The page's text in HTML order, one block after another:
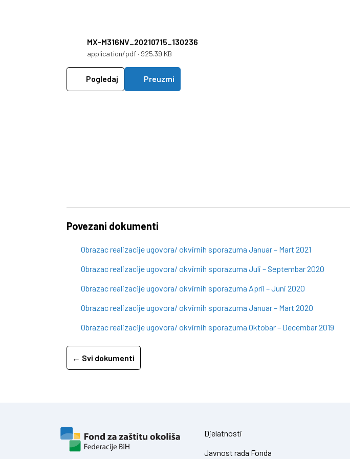
MX-M316NV_20210715_130236
application/pdf · 925.39 KB
Pogledaj Preuzmi
Povezani dokumenti
Obrazac realizacije ugovora/ okvirnih sporazuma Januar – Mart 2021
Obrazac realizacije ugovora/ okvirnih sporazuma Juli – Septembar 2020
Obrazac realizacije ugovora/ okvirnih sporazuma April – Juni 2020
Obrazac realizacije ugovora/ okvirnih sporazuma Januar – Mart 2020
Obrazac realizacije ugovora/ okvirnih sporazuma Oktobar – Decembar 2019
← Svi dokumenti
Djelatnosti
Javnost rada Fonda